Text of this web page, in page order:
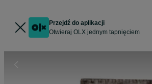
Przejdź do aplikacji
Otwieraj OLX jednym tapnięciem